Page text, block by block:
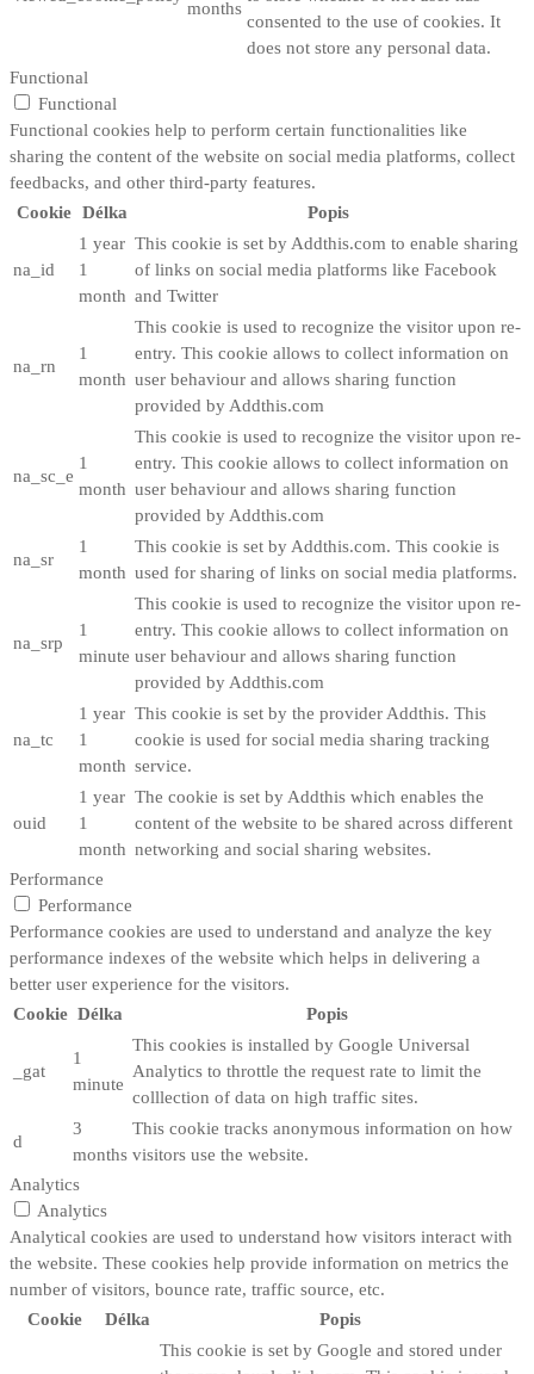
months
consented to the use of cookies. It
does not store any personal data.
Functional
Functional
Functional cookies help to perform certain functionalities like
sharing the content of the website on social media platforms, collect
feedbacks, and other third-party features.
Cookie Délka Popis
na_id
1 year
1
month
This cookie is set by Addthis.com to enable sharing
of links on social media platforms like Facebook
and Twitter
na_rn
1
month
This cookie is used to recognize the visitor upon re-
entry. This cookie allows to collect information on
user behaviour and allows sharing function
provided by Addthis.com
na_sc_e
1
month
This cookie is used to recognize the visitor upon re-
entry. This cookie allows to collect information on
user behaviour and allows sharing function
provided by Addthis.com
na_sr
1
month
This cookie is set by Addthis.com. This cookie is
used for sharing of links on social media platforms.
na_srp
1
minute
This cookie is used to recognize the visitor upon re-
entry. This cookie allows to collect information on
user behaviour and allows sharing function
provided by Addthis.com
na_tc
1 year
1
month
This cookie is set by the provider Addthis. This
cookie is used for social media sharing tracking
service.
ouid
1 year
1
month
The cookie is set by Addthis which enables the
content of the website to be shared across different
networking and social sharing websites.
Performance
Performance
Performance cookies are used to understand and analyze the key
performance indexes of the website which helps in delivering a
better user experience for the visitors.
Cookie Délka Popis
_gat
1
minute
This cookies is installed by Google Universal
Analytics to throttle the request rate to limit the
colllection of data on high traffic sites.
d
3
months
This cookie tracks anonymous information on how
visitors use the website.
Analytics
Analytics
Analytical cookies are used to understand how visitors interact with
the website. These cookies help provide information on metrics the
number of visitors, bounce rate, traffic source, etc.
Cookie
Délka Popis
This cookie is set by Google and stored under